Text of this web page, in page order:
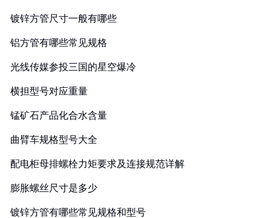
镀锌方管尺寸一般有哪些
铝方管有哪些常见规格
光线传媒参投三国的星空爆冷
横担型号对应重量
锰矿石产品化合水含量
曲臂车规格型号大全
配电柜母排螺栓力矩要求及连接规范详解
膨胀螺丝尺寸是多少
镀锌方管有哪些常见规格和型号